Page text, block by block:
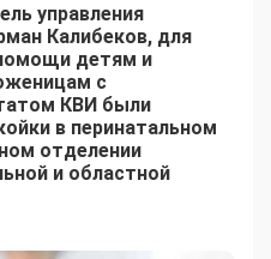
управления
Калибеков, для
детям и
с
КВИ были
в перинатальном
отделении
и областной